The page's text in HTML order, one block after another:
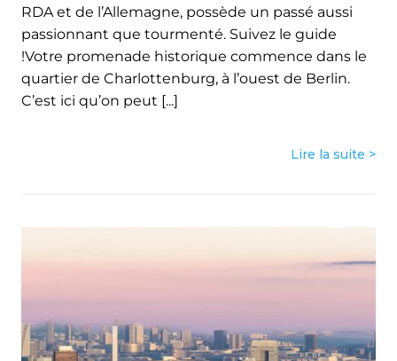
RDA et de l’Allemagne, possède un passé aussi
passionnant que tourmenté. Suivez le guide
!Votre promenade historique commence dans le
quartier de Charlottenburg, à l’ouest de Berlin.
C’est ici qu’on peut [...]
Lire la suite >